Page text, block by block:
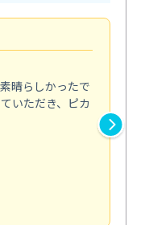
晴らしかったで
いただき、ピカ